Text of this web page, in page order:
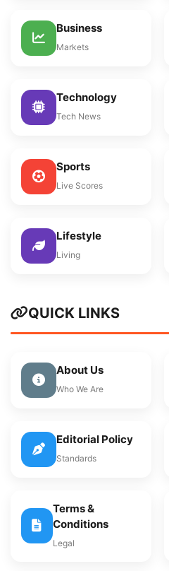
Business
Markets
Technology
Tech News
Sports
Live Scores
Lifestyle
Living
QUICK LINKS
About Us
Who We Are
Editorial Policy
Standards
Terms &
Conditions
Legal